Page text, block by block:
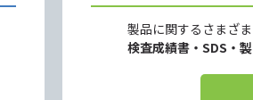
製品に関するさまざ
検査成績書・SDS・